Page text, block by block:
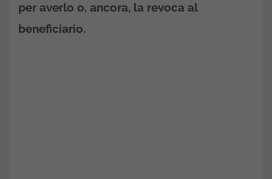
per averlo o, ancora, la revoca al
beneficiario.